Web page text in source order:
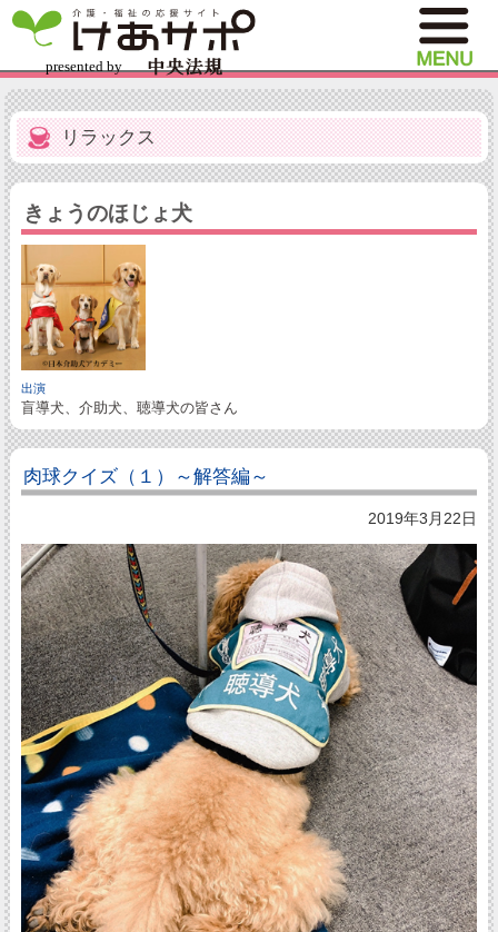
リラックス
きょうのほじょ犬
出演
盲導犬、介助犬、聴導犬の皆さん
肉球クイズ（１）～解答編～
2019年3月22日